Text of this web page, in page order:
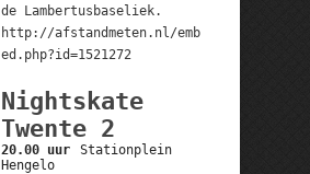
de Lambertusbaseliek.
http://afstandmeten.nl/emb
ed.php?id=1521272
Nightskate
Twente 2
20.00 uur
Stationplein
Hengelo